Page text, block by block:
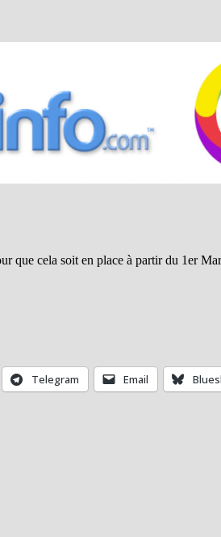
que cela soit en place à partir du 1er
Telegram Email